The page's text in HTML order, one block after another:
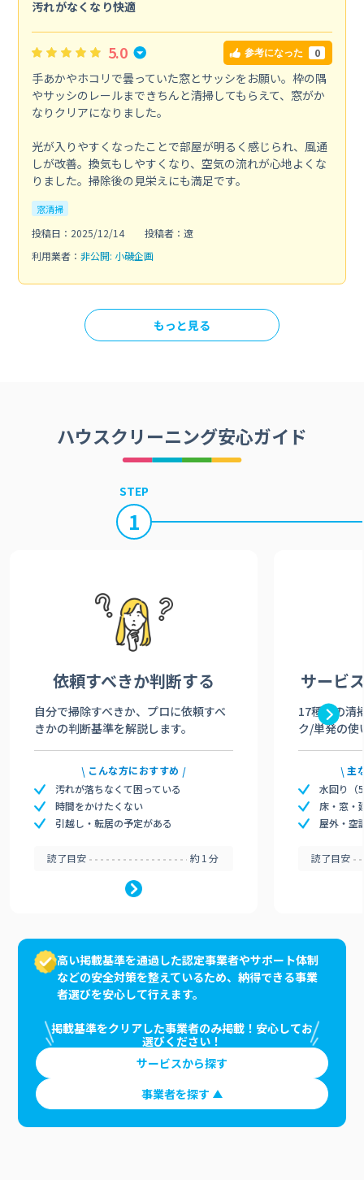
汚れがなくなり快適
5.0 参考になった 0
手あかやホコリで曇っていた窓とサッシをお願い。枠の隅
やサッシのレールまできちんと清掃してもらえて、窓がか
なりクリアになりました。
光が入りやすくなったことで部屋が明るく感じられ、風通
しが改善。換気もしやすくなり、空気の流れが心地よくな
りました。掃除後の見栄えにも満足です。
窓清掃
投稿日：2025/12/14
投稿者：遼
利用業者： 非公開: 小磯企画
もっと見る
ハウスクリーニング安心ガイド
STEP
1
依頼すべきか判断する
自分で掃除すべきか、プロに依頼すべ
きかの判断基準を解説します。
こんな方におすすめ
汚れが落ちなくて困っている
時間をかけたくない
引越し・転居の予定がある
読了目安 約1分
サービ
17種類の清
ク/単発の使
主
水回り（
床・窓・
屋外・空
読了目安
高い掲載基準を通過した認定事業者やサポート体制
などの安全対策を整えているため、納得できる事業
者選びを安心して行えます。
掲載基準をクリアした事業者のみ掲載！安心してお
選びください！
サービスから探す
事業者を探す